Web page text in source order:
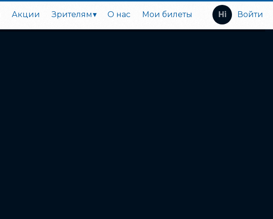
Акции Зрителям О нас Мои билеты Войти